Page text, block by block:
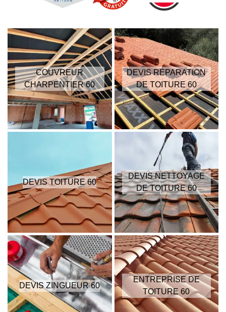
COUVREUR
CHARPENTIER 60
DEVIS RÉPARATION
DE TOITURE 60
DEVIS TOITURE 60
DEVIS NETTOYAGE
DE TOITURE 60
DEVIS ZINGUEUR 60
ENTREPRISE DE
TOITURE 60